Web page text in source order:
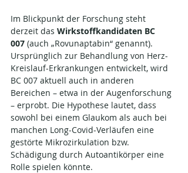
Im Blickpunkt der Forschung steht
derzeit das Wirkstoffkandidaten BC
007 (auch „Rovunaptabin“ genannt).
Ursprünglich zur Behandlung von Herz-
Kreislauf-Erkrankungen entwickelt, wird
BC 007 aktuell auch in anderen
Bereichen – etwa in der Augenforschung
– erprobt. Die Hypothese lautet, dass
sowohl bei einem Glaukom als auch bei
manchen Long-Covid-Verläufen eine
gestörte Mikrozirkulation bzw.
Schädigung durch Autoantikörper eine
Rolle spielen könnte.